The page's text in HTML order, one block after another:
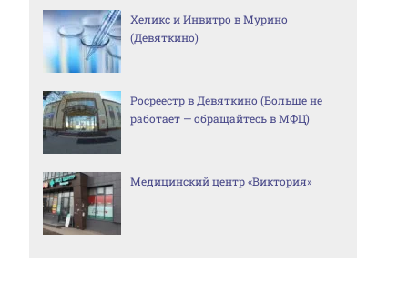
Хеликс и Инвитро в Мурино
(Девяткино)
Росреестр в Девяткино (Больше не
работает — обращайтесь в МФЦ)
Медицинский центр «Виктория»